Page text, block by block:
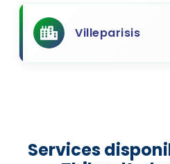
Villeparisis
Services